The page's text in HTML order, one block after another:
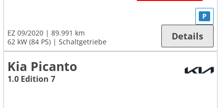
EZ 09/2020
89.991 km
62 kW (84 PS)
Schaltgetriebe
P
Details
Kia Picanto
1.0 Edition 7